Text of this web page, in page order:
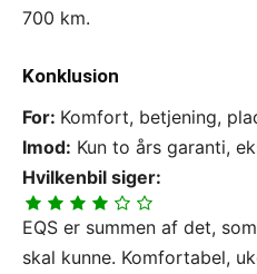
700 km.
Konklusion
For: Komfort, betjening,
Imod: Kun to års garanti,
Hvilkenbil siger:
EQS er summen af det,
skal kunne. Komfortabel,